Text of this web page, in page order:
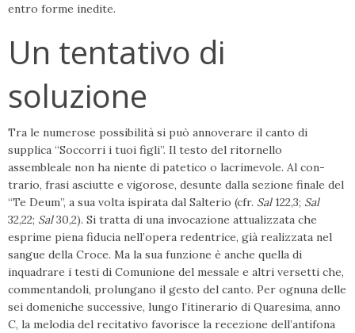
entro forme inedite.
Un tentativo di
soluzione
Tra le numerose possibilità si può annoverare il canto di
supplica “Soccorri i tuoi figli”. Il testo del ritornello
assembleale non ha niente di patetico o lacrimevole. Al con­
trario, frasi asciutte e vigorose, desunte dalla sezione finale del
“Te Deum”, a sua volta ispirata dal Salterio (cfr. Sal 122,3; Sal
32,22; Sal30,2). Si tratta di una invoca­zione attualizzata che
esprime piena fidu­cia nell’opera redentrice, già realizzata nel
sangue della Croce. Ma la sua funzione è anche quella di
inquadrare i testi di Comu­nione del messale e altri versetti che,
com­mentandoli, prolungano il gesto del canto. Per ognuna delle
sei domeniche successive, lungo l’itinerario di Quaresima, anno
C, la melodia del recitativo favorisce la recezio­ne dell’antifona